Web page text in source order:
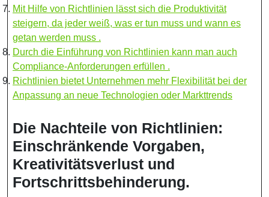
Mit Hilfe von Richtlinien lässt sich die Produktivität
steigern, da jeder weiß, was er tun muss und wann es
getan werden muss .
Durch die Einführung von Richtlinien kann man auch
Compliance-Anforderungen erfüllen .
Richtlinien bietet Unternehmen mehr Flexibilität bei der
Anpassung an neue Technologien oder Markttrends
Die Nachteile von Richtlinien:
Einschränkende Vorgaben,
Kreativitätsverlust und
Fortschrittsbehinderung.